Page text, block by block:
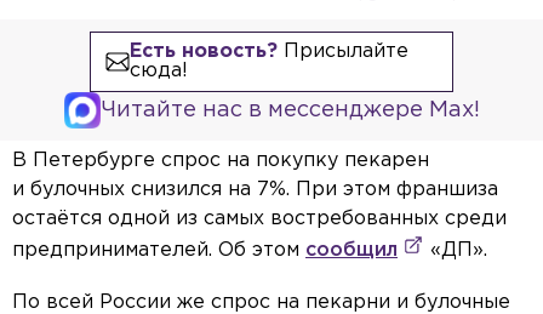
Есть новость?Присылайте
сюда!
Читайте нас в мессенджере Max!
В Петербурге спрос на покупку пекарен
и булочных снизился на 7%. При этом франшиза
остаётся одной из самых востребованных среди
предпринимателей. Об этом сообщил «ДП».
По всей России же спрос на пекарни и булочные